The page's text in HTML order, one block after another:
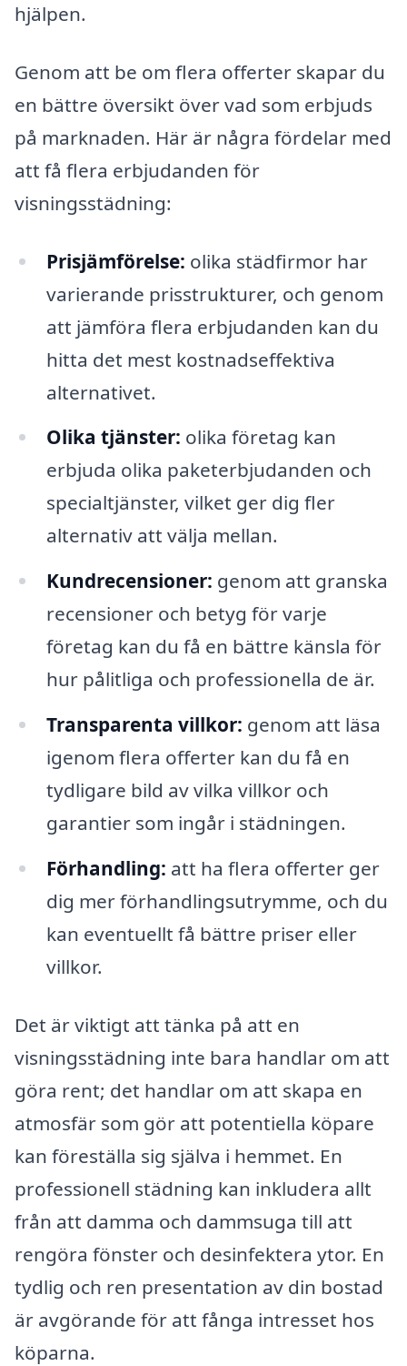
hjälpen.
Genom att be om flera offerter skapar du
en bättre översikt över vad som erbjuds
på marknaden. Här är några fördelar med
att få flera erbjudanden för
visningsstädning:
Prisjämförelse: olika städfirmor har
varierande prisstrukturer, och genom
att jämföra flera erbjudanden kan du
hitta det mest kostnadseffektiva
alternativet.
Olika tjänster: olika företag kan
erbjuda olika paketerbjudanden och
specialtjänster, vilket ger dig fler
alternativ att välja mellan.
Kundrecensioner: genom att granska
recensioner och betyg för varje
företag kan du få en bättre känsla för
hur pålitliga och professionella de är.
Transparenta villkor: genom att läsa
igenom flera offerter kan du få en
tydligare bild av vilka villkor och
garantier som ingår i städningen.
Förhandling: att ha flera offerter ger
dig mer förhandlingsutrymme, och du
kan eventuellt få bättre priser eller
villkor.
Det är viktigt att tänka på att en
visningsstädning inte bara handlar om att
göra rent; det handlar om att skapa en
atmosfär som gör att potentiella köpare
kan föreställa sig själva i hemmet. En
professionell städning kan inkludera allt
från att damma och dammsuga till att
rengöra fönster och desinfektera ytor. En
tydlig och ren presentation av din bostad
är avgörande för att fånga intresset hos
köparna.